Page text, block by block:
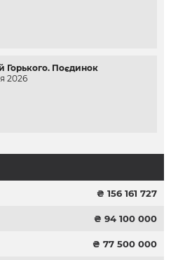
Горького. Поєдинок
2026
₴ 156 161 727
₴ 94 100 000
₴ 77 500 000